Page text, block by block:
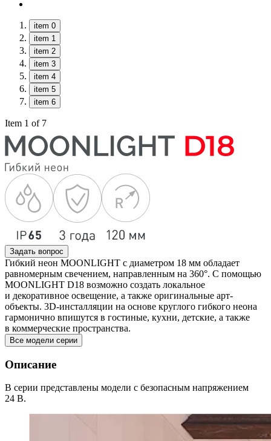
item 0
item 1
item 2
item 3
item 4
item 5
item 6
Item 1 of 7
Задать вопрос
Гибкий неон MOONLIGHT с диаметром 18 мм обладает
равномерным свечением, направленным на 360°. С помощью
MOONLIGHT D18 возможно создать локальное
и декоративное освещение, а также оригинальные арт-
объекты. 3D-инсталляции на основе круглого гибкого неона
гармонично впишутся в гостиные, кухни, детские, а также
в коммерческие пространства.
Все модели серии
Описание
В серии представлены модели с безопасным напряжением
24 В.